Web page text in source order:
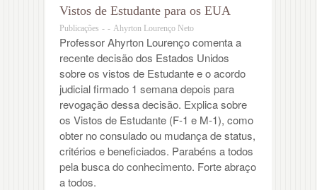
Vistos de Estudante para os EUA
Publicações - - Ahyrton Lourenço Neto
Professor Ahyrton Lourenço comenta a
recente decisão dos Estados Unidos
sobre os vistos de Estudante e o acordo
judicial firmado 1 semana depois para
revogação dessa decisão. Explica sobre
os Vistos de Estudante (F-1 e M-1), como
obter no consulado ou mudança de status,
critérios e beneficiados. Parabéns a todos
pela busca do conhecimento. Forte abraço
a todos.